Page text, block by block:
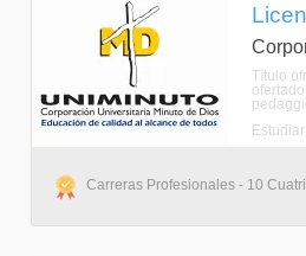
Título
Carreras Profesionales - 10